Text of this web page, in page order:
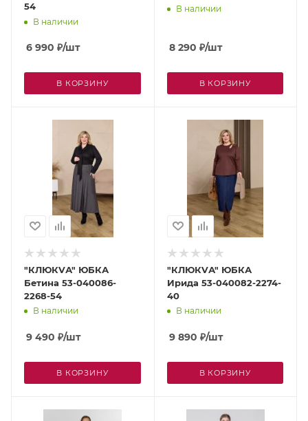
54
В наличии
6 990 ₽/шт
В КОРЗИНУ
В наличии
8 290 ₽/шт
В КОРЗИНУ
"КЛЮКVА" ЮБКА
Бетина 53-040086-
2268-54
В наличии
9 490 ₽/шт
В КОРЗИНУ
"КЛЮКVА" ЮБКА
Ирида 53-040082-2274-
40
В наличии
9 890 ₽/шт
В КОРЗИНУ